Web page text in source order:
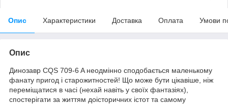
Опис Характеристики Доставка Оплата Умови
Опис
Динозавр CQS 709-6 A неодмінно сподобається маленькому
фанату пригод і старожитностей! Що може бути цікавіше, ніж
переміщатися в часі (нехай навіть у своїх фантазіях),
спостерігати за життям доісторичних істот та самому